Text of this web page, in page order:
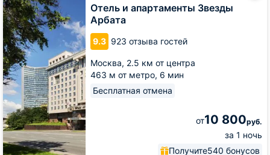
Отель и апартаменты Звезды
Арбата
9.3 923 отзыва гостей
Москва, 2.5 км от центра
463 м от метро, 6 мин
Бесплатная отмена
от10 800руб.
за 1 ночь
Получите540 бонусов
апартаменты
Звезды
Арбата